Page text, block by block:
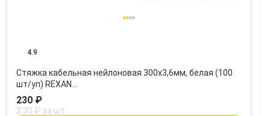
4.9
Стяжка кабельная нейлоновая 300x3,6мм, белая (100
шт/уп) REXAN…
230 ₽
2.30 ₽ за шт